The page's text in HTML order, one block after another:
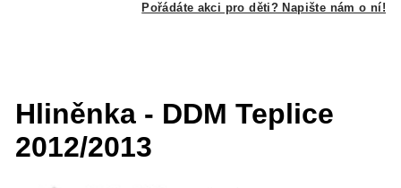
Pořádáte akci pro děti? Napište nám o ní!
Hliněnka - DDM Teplice
2012/2013